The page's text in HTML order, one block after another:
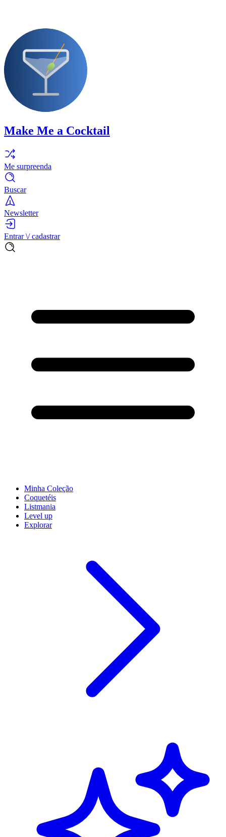
Make Me a Cocktail
Me surpreenda
Buscar
Newsletter
Entrar \/ cadastrar
Minha Coleção
Coquetéis
Listmania
Level up
Explorar